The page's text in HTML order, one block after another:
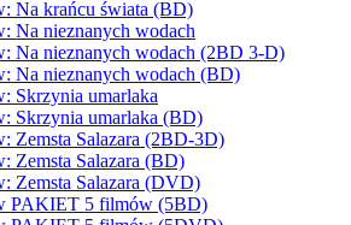
Na krańcu świata (BD)
Na nieznanych wodach
Na nieznanych wodach (2BD 3-D)
Na nieznanych wodach (BD)
Skrzynia umarlaka
Skrzynia umarlaka (BD)
Zemsta Salazara (2BD-3D)
Zemsta Salazara (BD)
Zemsta Salazara (DVD)
PAKIET 5 filmów (5BD)